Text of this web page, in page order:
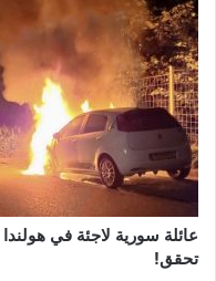
عائلة سورية لاجئة في
تحقق!